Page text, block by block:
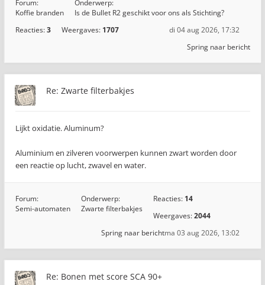
Forum:
Koffie branden
Onderwerp:
Is de Bullet R2 geschikt voor ons als Stichting?
Reacties:3 Weergaves: 1707
di 04 aug 2026, 17:32
Spring naar bericht
Re: Zwarte filterbakjes
Lijkt oxidatie. Aluminum?
Aluminium en zilveren voorwerpen kunnen zwart worden door
een reactie op lucht, zwavel en water.
Forum:
Semi-automaten
Onderwerp:
Zwarte filterbakjes
Reacties: 14
Weergaves:2044
ma 03 aug 2026, 13:02
Spring naar bericht
Re: Bonen met score SCA 90+